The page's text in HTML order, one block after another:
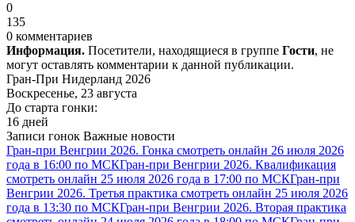
0
135
0 комментариев
Информация. Посетители, находящиеся в группе Гости, не
могут оставлять комментарии к данной публикации.
Гран-При Нидерланд 2026
Воскресенье, 23 августа
До старта гонки:
16 дней
Записи гонок Важные новости
Гран-при Венгрии 2026. Гонка смотреть онлайн 26 июля 2026
года в 16:00 по МСКГран-при Венгрии 2026. Квалификация
смотреть онлайн 25 июля 2026 года в 17:00 по МСКГран-при
Венгрии 2026. Третья практика смотреть онлайн 25 июля 2026
года в 13:30 по МСКГран-при Венгрии 2026. Вторая практика